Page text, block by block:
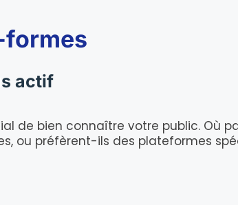
formes
actif
de bien connaître votre public. Où
ou préfèrent-ils des plateformes